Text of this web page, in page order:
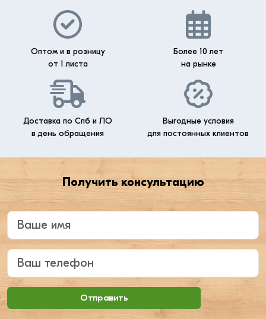
Оптом и в розницу
от 1 листа
Более 10 лет
на рынке
Доставка по Спб и ЛО
в день обращения
Выгодные условия
для постоянных клиентов
Получить консультацию
Введите ваше имя
Ваш телефон
Отправить